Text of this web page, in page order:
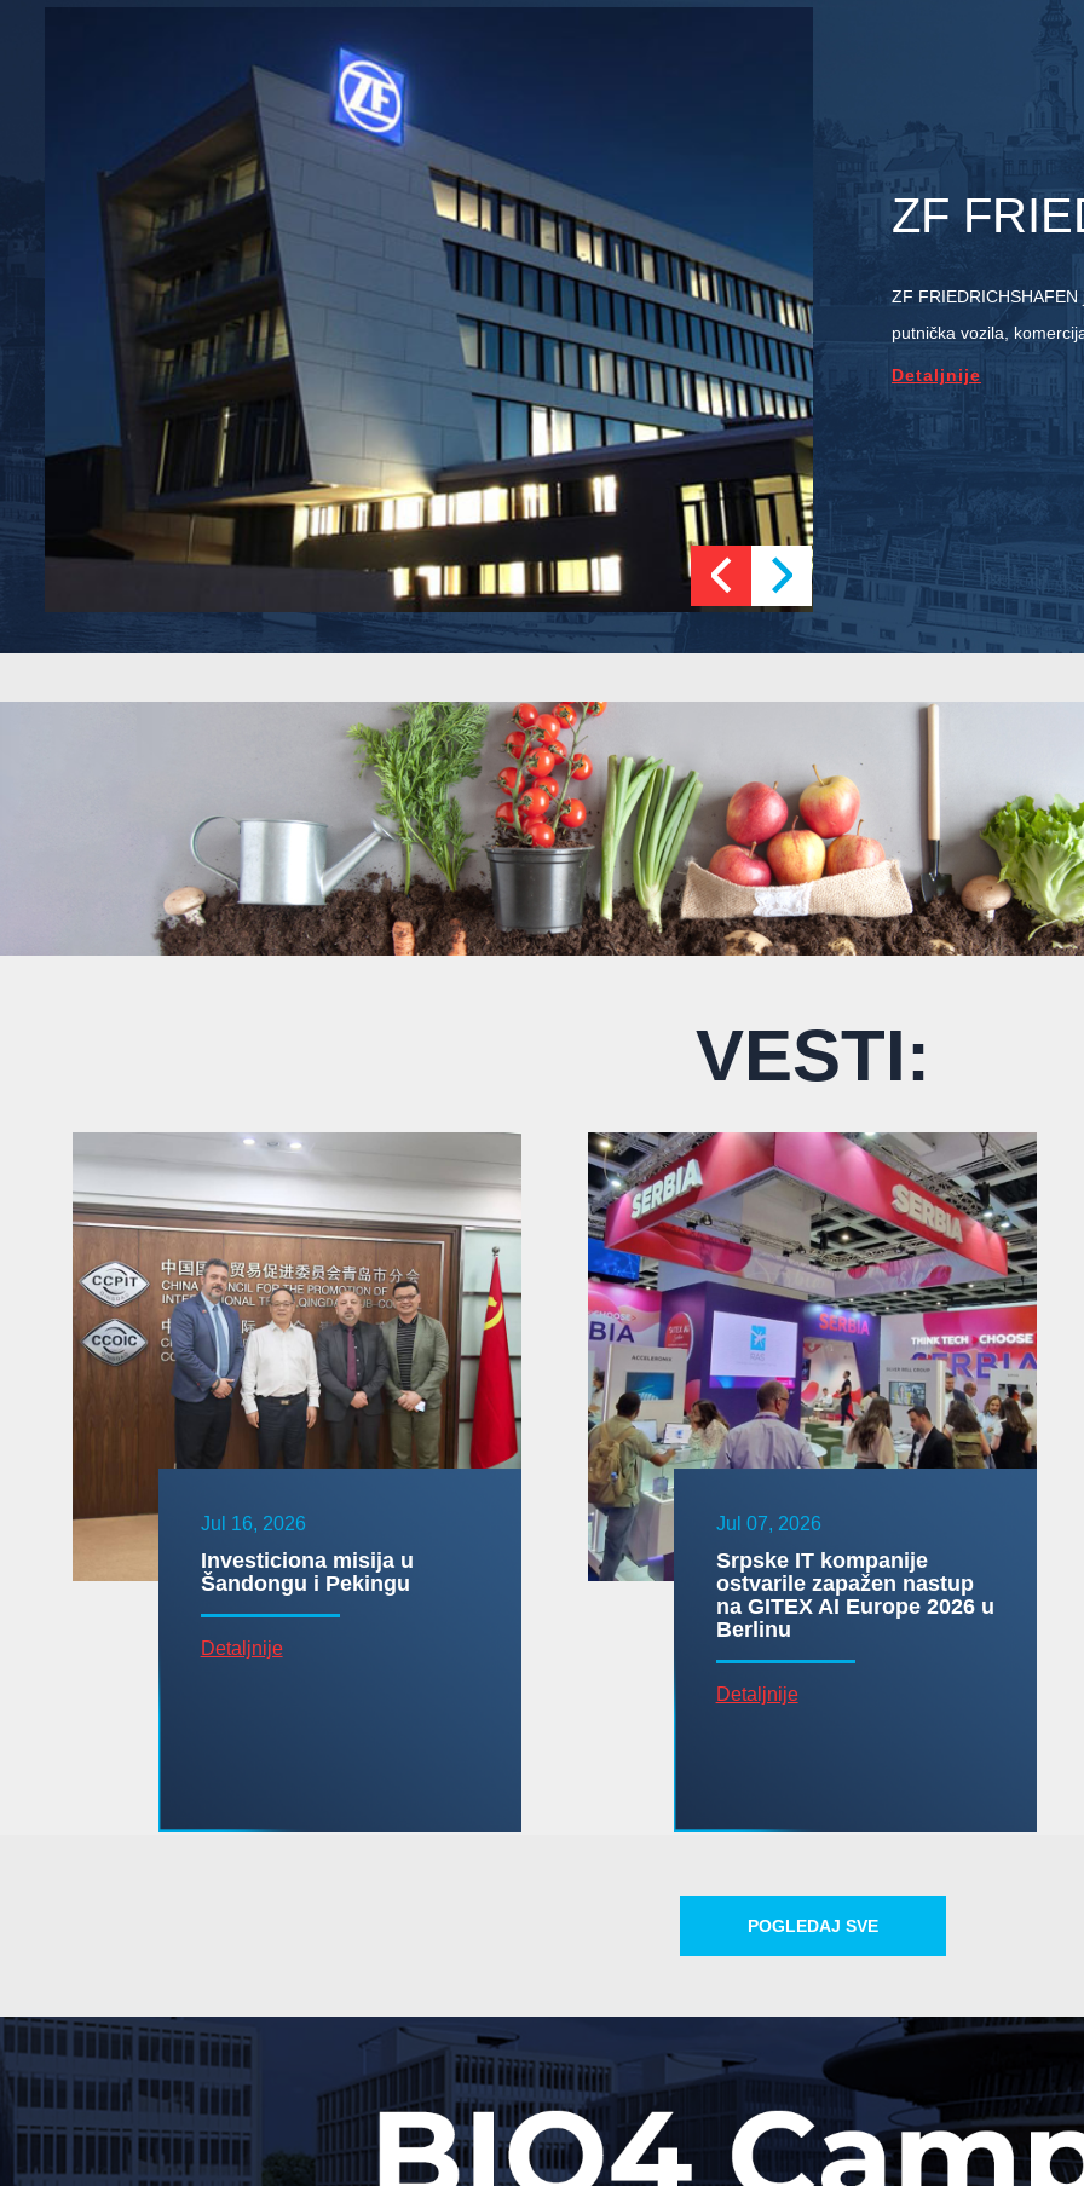
ZF
ZF
putnička vozila,
Detaljnije
VESTI:
Jul 16, 2026
Investiciona misija u
Šandongu i Pekingu
Detaljnije
Jul 07, 2026
Srpske IT kompanije
ostvarile zapažen nastup
na GITEX AI Europe 2026 u
Berlinu
Detaljnije
POGLEDAJ SVE